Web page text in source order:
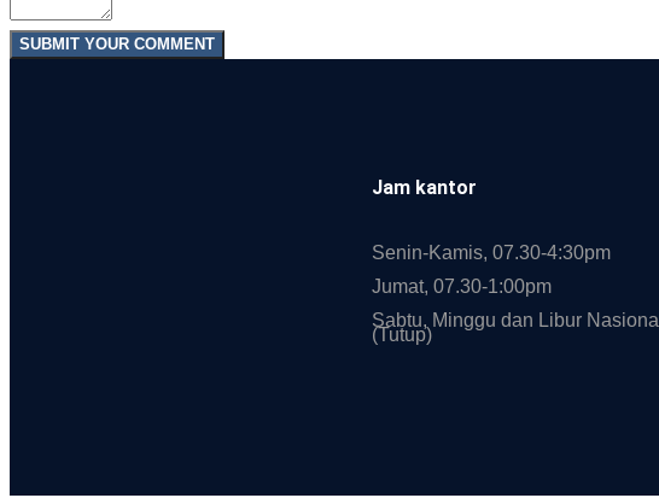
Jam kantor
Senin-Kamis, 07.30-4:30pm
Jumat, 07.30-1:00pm
Sabtu, Minggu dan Libur Nasional
(Tutup)